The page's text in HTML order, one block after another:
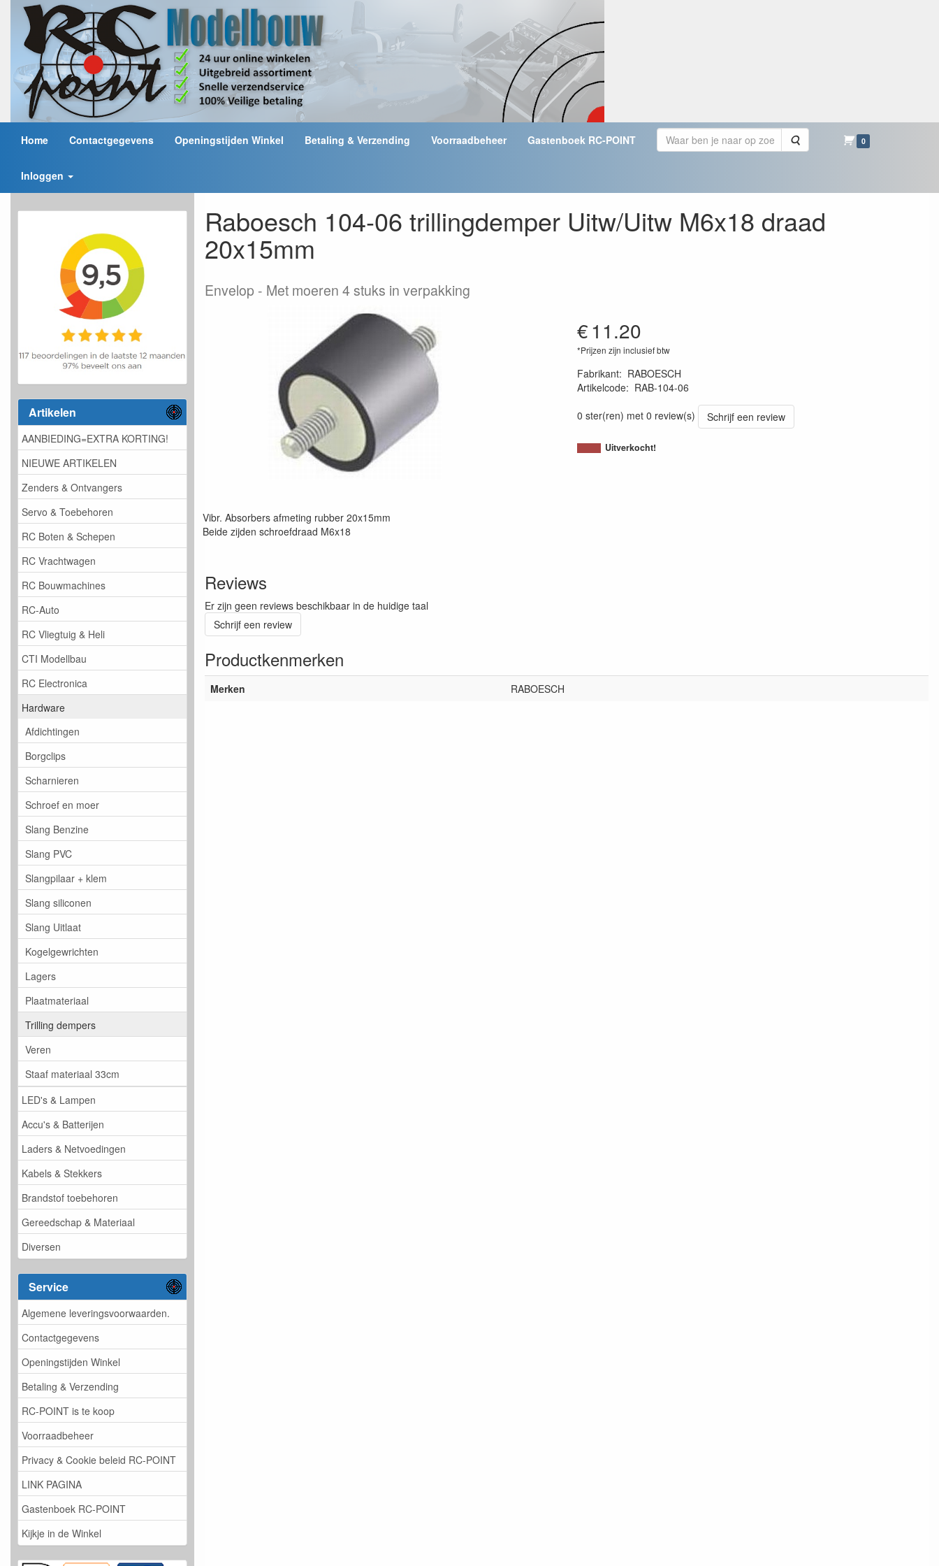
Home Contactgegevens Openingstijden Winkel Betaling & Verzending Voorraadbeheer Gastenboek RC-POINT Zoeken 0
Inloggen
Artikelen
AANBIEDING=EXTRA KORTING!
NIEUWE ARTIKELEN
Zenders & Ontvangers
Servo & Toebehoren
RC Boten & Schepen
RC Vrachtwagen
RC Bouwmachines
RC-Auto
RC Vliegtuig & Heli
CTI Modellbau
RC Electronica
Hardware
Afdichtingen
Borgclips
Scharnieren
Schroef en moer
Slang Benzine
Slang PVC
Slangpilaar + klem
Slang siliconen
Slang Uitlaat
Kogelgewrichten
Lagers
Plaatmateriaal
Trilling dempers
Veren
Staaf materiaal 33cm
LED's & Lampen
Accu's & Batterijen
Laders & Netvoedingen
Kabels & Stekkers
Brandstof toebehoren
Gereedschap & Materiaal
Diversen
Service
Algemene leveringsvoorwaarden.
Contactgegevens
Openingstijden Winkel
Betaling & Verzending
RC-POINT is te koop
Voorraadbeheer
Privacy & Cookie beleid RC-POINT
LINK PAGINA
Gastenboek RC-POINT
Kijkje in de Winkel
Raboesch 104-06 trillingdemper Uitw/Uitw M6x18 draad
20x15mm
Envelop Met moeren 4 stuks in verpakking
€11.20
*Prijzen zijn inclusief btw
Fabrikant: RABOESCH
Artikelcode: RAB-104-06
0 ster(ren) met 0 review(s)
Schrijf een review
Uitverkocht!
Vibr. Absorbers afmeting rubber 20x15mm
Beide zijden schroefdraad M6x18
Reviews
Er zijn geen reviews beschikbaar in de huidige taal
Schrijf een review
Productkenmerken
Merken RABOESCH